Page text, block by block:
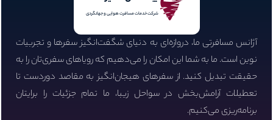
شرکت خدمات مسافرت هوایی و جهانگردی
آژانس مسافرتی ما، دروازه‌ای به دنیای شگفت‌انگیز سفرها و تجربیات
نوین است. ما به شما این امکان را می‌دهیم که رویاهای سفری‌تان را به
حقیقت تبدیل کنید. از سفرهای هیجان‌انگیز به مقاصد دوردست تا
تعطیلات آرامش‌بخش در سواحل زیبا، ما تمام جزئیات را برایتان
برنامه‌ریزی می‌کنیم.